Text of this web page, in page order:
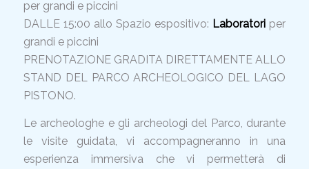
per grandi e piccini
DALLE 15:00 allo Spazio espositivo: Laboratori per
grandi e piccini
PRENOTAZIONE GRADITA DIRETTAMENTE ALLO
STAND DEL PARCO ARCHEOLOGICO DEL LAGO
PISTONO.
Le archeologhe e gli archeologi del Parco, durante
le visite guidata, vi accompagneranno in una
esperienza immersiva che vi permetterà di